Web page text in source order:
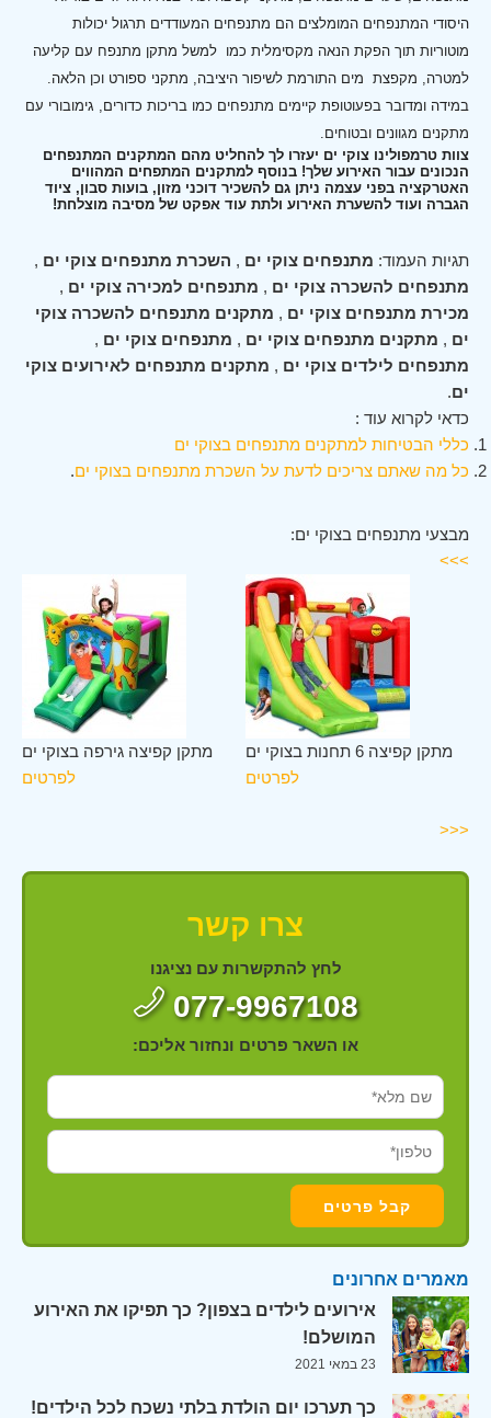
היסודי המתנפחים המומלצים הם מתנפחים המעודדים תרגול יכולות
מוטוריות תוך הפקת הנאה מקסימלית כמו למשל מתקן מתנפח עם קליעה
למטרה, מקפצת מים התורמת לשיפור היציבה, מתקני ספורט וכן הלאה.
במידה ומדובר בפעוטופת קיימים מתנפחים כמו בריכות כדורים, גימובורי עם
מתקנים מגוונים ובטוחים.
צוות טרמפולינו צוקי ים יעזרו לך להחליט מהם המתקנים המתנפחים
הנכונים עבור האירוע שלך! בנוסף למתקנים המתפחים המהווים
האטרקציה בפני עצמה ניתן גם להשכיר דוכני מזון, בועות סבון, ציוד
הגברה ועוד להשערת האירוע ולתת עוד אפקט של מסיבה מוצלחת!
תגיות העמוד: מתנפחים צוקי ים , השכרת מתנפחים צוקי ים ,
מתנפחים להשכרה צוקי ים , מתנפחים למכירה צוקי ים ,
מכירת מתנפחים צוקי ים , מתקנים מתנפחים להשכרה צוקי
ים , מתקנים מתנפחים צוקי ים , מתנפחים צוקי ים ,
מתנפחים לילדים צוקי ים , מתקנים מתנפחים לאירועים צוקי
ים.
כדאי לקרוא עוד :
כללי הבטיחות למתקנים מתנפחים בצוקי ים
כל מה שאתם צריכים לדעת על השכרת מתנפחים בצוקי ים.
מבצעי מתנפחים בצוקי ים:
>>>
מתקן קפיצה גירפה בצוקי ים
לפרטים
מתקן קפיצה 6 תחנות בצוקי ים
לפרטים
<<<
צרו קשר
לחץ להתקשרות עם נציגנו
077-9967108
או השאר פרטים ונחזור אליכם:
מאמרים אחרונים
אירועים לילדים בצפון? כך תפיקו את האירוע
המושלם!
23 במאי 2021
כך תערכו יום הולדת בלתי נשכח לכל הילדים!